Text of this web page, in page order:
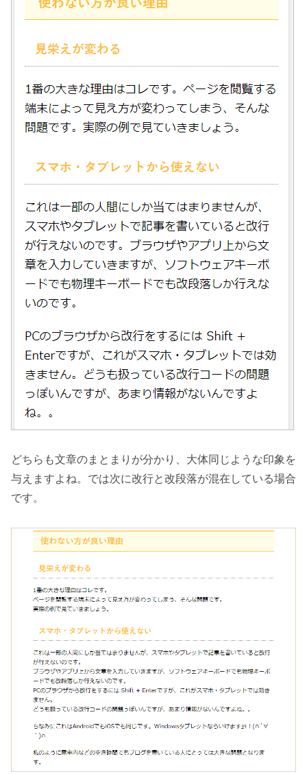
どちらも文章のまとまりが分かり、大体同じような印象を
与えますよね。では次に改行と改段落が混在している場合
です。